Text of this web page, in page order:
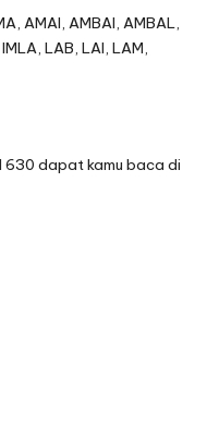
AMAI, AMBAI, AMBAL,
LAB, LAI, LAM,
630 dapat kamu baca di